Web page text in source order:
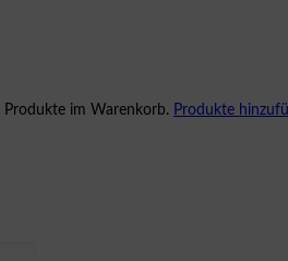
Produkte im Warenkorb. Produkte